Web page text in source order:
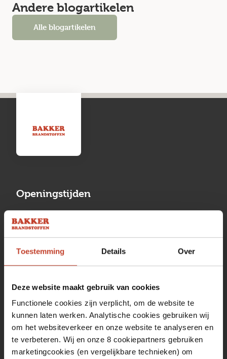
Toestemming Details Over
Deze website maakt gebruik van cookies
Functionele cookies zijn verplicht, om de website te
kunnen laten werken. Analytische cookies gebruiken wij
om het websiteverkeer en onze website te analyseren en
te verbeteren. Wij en onze 8 cookiepartners gebruiken
marketingcookies (en vergelijkbare technieken) om
Andere blogartikelen
Alle blogartikelen
Openingstijden
Maandag
Woensdag
Donderdag
08:00 tot 17:00
Vrijdag
08:00 tot 17:00
Zaterdag
09:30 tot 12:00
Zondag
Gesloten